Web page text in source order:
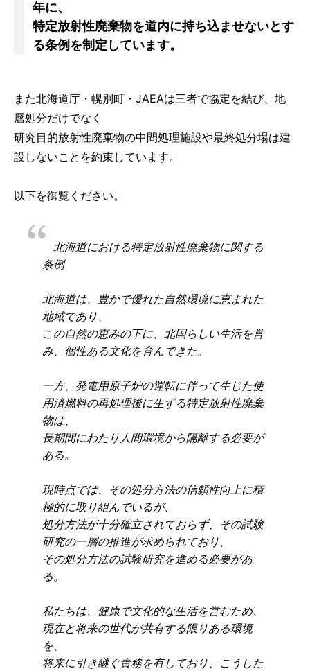
年に、
特定放射性廃棄物を道内に持ち込ませないとす
る条例を制定しています。
また北海道庁・幌別町・JAEAは三者で協定を結び、地
層処分だけでなく
研究目的放射性廃棄物の中間処理施設や最終処分場は建
設しないことを約束しています。
以下を御覧ください。
北海道における特定放射性廃棄物に関する
条例
北海道は、豊かで優れた自然環境に恵まれた
地域であり、
この自然の恵みの下に、北国らしい生活を営
み、個性ある文化を育んできた。
一方、発電用原子炉の運転に伴って生じた使
用済燃料の再処理後に生ずる特定放射性廃棄
物は、
長期間にわたり人間環境から隔離する必要が
ある。
現時点では、その処分方法の信頼性向上に積
極的に取り組んでいるが、
処分方法が十分確立されておらず、その試験
研究の一層の推進が求められており、
その処分方法の試験研究を進める必要があ
る。
私たちは、健康で文化的な生活を営むため、
現在と将来の世代が共有する限りある環境
を、
将来に引き継ぐ責務を有しており、こうした